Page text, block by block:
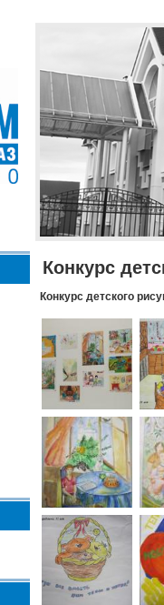
Конкурс
Конкурс детского